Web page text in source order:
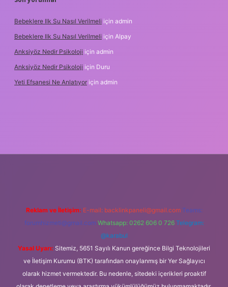
Bebeklere Ilk Su Nasıl Verilmeli için admin
Bebeklere Ilk Su Nasıl Verilmeli için Alpay
Anksiyöz Nedir Psikoloji için admin
Anksiyöz Nedir Psikoloji için Duru
Yeti Efsanesi Ne Anlatıyor için admin
Reklam ve İletişim: E-mail: backlinkpaneli@gmail.com Teams:
forumhizmeti@gmail.com Whatsapp: 0262 606 0 726 Telegram:
@karabul
Yasal Uyarı: Sitemiz, 5651 Sayılı Kanun gereğince Bilgi Teknolojileri
ve İletişim Kurumu (BTK) tarafından onaylanmış bir Yer Sağlayıcı
olarak hizmet vermektedir. Bu nedenle, sitedeki içerikleri proaktif